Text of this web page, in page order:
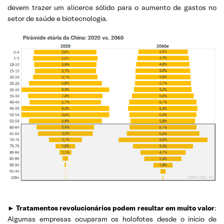
devem trazer um alicerce sólido para o aumento de gastos no
setor de saúde e biotecnologia.
►Tratamentos revolucionários podem resultar em muito valor:
Algumas empresas ocuparam os holofotes desde o início de